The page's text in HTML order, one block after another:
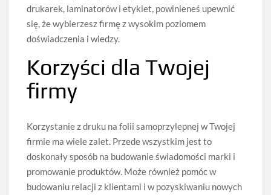
drukarek, laminatorów i etykiet, powinieneś upewnić
się, że wybierzesz firmę z wysokim poziomem
doświadczenia i wiedzy.
Korzyści dla Twojej
firmy
Korzystanie z druku na folii samoprzylepnej w Twojej
firmie ma wiele zalet. Przede wszystkim jest to
doskonały sposób na budowanie świadomości marki i
promowanie produktów. Może również pomóc w
budowaniu relacji z klientami i w pozyskiwaniu nowych